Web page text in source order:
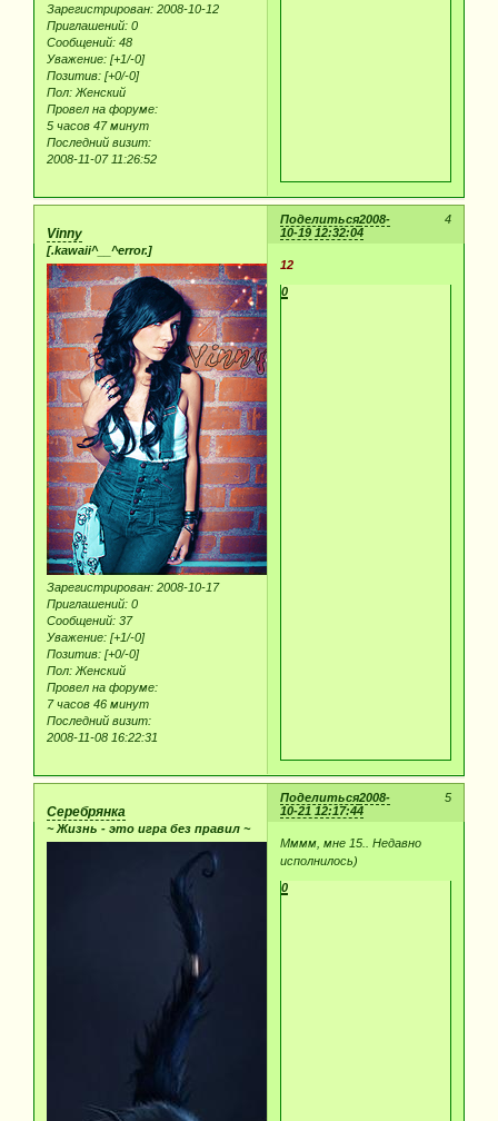
Зарегистрирован: 2008-10-12
Приглашений: 0
Сообщений: 48
Уважение: [+1/-0]
Позитив: [+0/-0]
Пол: Женский
Провел на форуме:
5 часов 47 минут
Последний визит:
2008-11-07 11:26:52
Поделиться 4
2008-
10-19 12:32:04
Vinny
[.kawaii^__^error.]
Зарегистрирован: 2008-10-17
Приглашений: 0
Сообщений: 37
Уважение: [+1/-0]
Позитив: [+0/-0]
Пол: Женский
Провел на форуме:
7 часов 46 минут
Последний визит:
2008-11-08 16:22:31
12
0
Поделиться 5
2008-
10-21 12:17:44
Серебрянка
~ Жизнь - это игра без правил ~
Мммм, мне 15.. Недавно
исполнилось)
0